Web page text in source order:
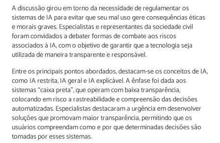
A discussão girou em torno da necessidade de regulamentar os
sistemas de IA para evitar que seu mal uso gere consequências éticas
e morais graves. Especialistas e representantes da sociedade civil
foram convidados a debater formas de combate aos riscos
associados à IA, com o objetivo de garantir que a tecnologia seja
utilizada de maneira transparente e responsável.
Entre os principais pontos abordados, destacam-se os conceitos de IA,
como IA restrita, IA geral e IA explicável. A ênfase foi dada aos
sistemas “caixa preta”, que operam com baixa transparência,
colocando em risco a rastreabilidade e compreensão das decisões
automatizadas. Especialistas destacaram a urgência em desenvolver
soluções que promovam maior transparência, permitindo que os
usuários compreendam como e por que determinadas decisões são
tomadas por esses sistemas.